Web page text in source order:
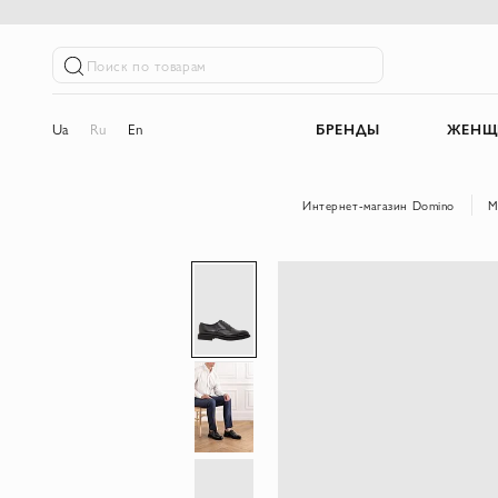
Поиск по товарам
Ua Ru En БРЕНДЫ
Интернет-магазин Domino
перейти
галереям
изображений